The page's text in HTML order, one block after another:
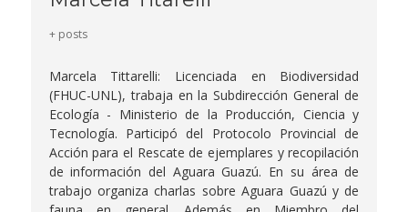
+ posts
Marcela Tittarelli: Licenciada en Biodiversidad
(FHUC-UNL), trabaja en la Subdirección General de
Ecología - Ministerio de la Producción, Ciencia y
Tecnología. Participó del Protocolo Provincial de
Acción para el Rescate de ejemplares y recopilación
de información del Aguara Guazú. En su área de
trabajo organiza charlas sobre Aguara Guazú y de